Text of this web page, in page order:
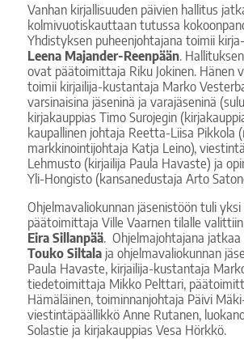
Vanhan kirjallisuuden päivien hallitus
kolmivuotiskauttaan tutussa
Yhdistyksen puheenjohtajana toimii
Leena Majander-Reenpään.
ovat päätoimittaja Riku Jokinen. Hänen
toimii kirjailija-kustantaja Marko
varsinaisina jäseninä ja varajäseninä
kirjakauppias Timo Surojegin
kaupallinen johtaja Reetta-Liisa Pikkola
markkinointijohtaja Katja Leino),
Lehmusto (kirjailija Paula Havaste) ja
Yli-Hongisto (kansanedustaja Arto
Ohjelmavaliokunnan jäsenistöön tuli
päätoimittaja Ville Vaarnen tilalle
Eira Sillanpää. Ohjelmajohtajana
Touko Siltalaja ohjelmavaliokunnan
Paula Havaste, kirjailija-kustantaja
tiedetoimittaja Mikko Pelttari,
Hämäläinen, toiminnanjohtaja Päivi
viestintäpäällikkö Anne Rutanen,
Solastie ja kirjakauppias Vesa Hörkkö.